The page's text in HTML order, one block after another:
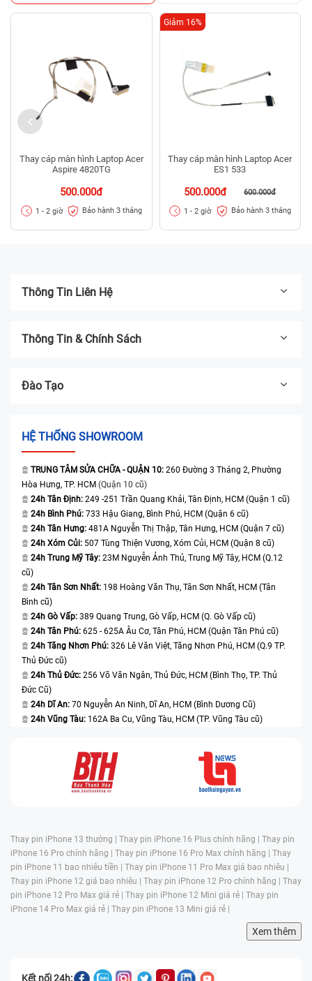
Thay cáp màn hình Laptop Acer
Aspire 4820TG
500.000đ
1 - 2 giờ Bảo hành 3 tháng
Thay cáp màn hình Laptop Acer
ES1 533
500.000đ 600.000đ
Giảm 16%
1 - 2 giờ Bảo hành 3 tháng
Thông Tin Liên Hệ
Thông Tin & Chính Sách
Đào Tạo
HỆ THỐNG SHOWROOM
TRUNG TÂM SỬA CHỮA - QUẬN 10: 260 Đường 3 Tháng 2, Phường
Hòa Hưng, TP. HCM (Quận 10 cũ)
24h Tân Định: 249 -251 Trần Quang Khải, Tân Định, HCM (Quận 1 cũ)
24h Bình Phú: 733 Hậu Giang, Bình Phú, HCM (Quận 6 cũ)
24h Tân Hưng: 481A Nguyễn Thị Thập, Tân Hưng, HCM (Quận 7 cũ)
24h Xóm Củi: 507 Tùng Thiện Vương, Xóm Củi, HCM (Quận 8 cũ)
24h Trung Mỹ Tây: 23M Nguyễn Ảnh Thủ, Trung Mỹ Tây, HCM (Q.12
cũ)
24h Tân Sơn Nhất: 198 Hoàng Văn Thụ, Tân Sơn Nhất, HCM (Tân
Bình cũ)
24h Gò Vấp: 389 Quang Trung, Gò Vấp, HCM (Q. Gò Vấp cũ)
24h Tân Phú: 625 - 625A Âu Cơ, Tân Phú, HCM (Quận Tân Phú cũ)
24h Tăng Nhơn Phú: 326 Lê Văn Việt, Tăng Nhơn Phú, HCM (Q.9 TP.
Thủ Đức cũ)
24h Thủ Đức: 256 Võ Văn Ngân, Thủ Đức, HCM (Bình Thọ, TP. Thủ
Đức Cũ)
24h Dĩ An: 70 Nguyễn An Ninh, Dĩ An, HCM (Bình Dương Cũ)
24h Vũng Tàu: 162A Ba Cu, Vũng Tàu, HCM (TP. Vũng Tàu cũ)
Thay pin iPhone 13 thường | Thay pin iPhone 16 Plus chính hãng | Thay pin
iPhone 16 Pro chính hãng | Thay pin iPhone 16 Pro Max chính hãng | Thay
pin iPhone 11 bao nhiêu tiền | Thay pin iPhone 11 Pro Max giá bao nhiêu |
Thay pin iPhone 12 giá bao nhiêu | Thay pin iPhone 12 Pro chính hãng | Thay
pin iPhone 12 Pro Max giá rẻ | Thay pin iPhone 12 Mini giá rẻ | Thay pin
iPhone 14 Pro Max giá rẻ | Thay pin iPhone 13 Mini giá rẻ |
Xem thêm
Kết nối 24h: